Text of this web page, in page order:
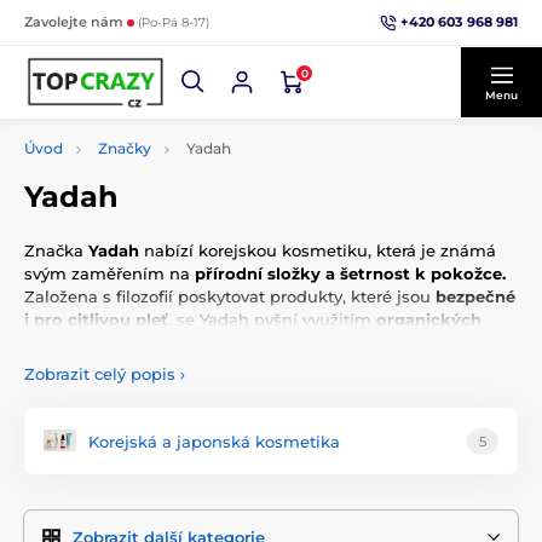
Zavolejte nám (Po-Pá 8-17) +420 603 968 981
0
Menu
Úvod Značky Yadah
Yadah
Značka Yadah nabízí korejskou kosmetiku, která je známá
svým zaměřením na přírodní složky a šetrnost k pokožce.
Založena s filozofií poskytovat produkty, které jsou bezpečné
i pro citlivou pleť , se Yadah pyšní využitím organických
Yadah se zaměřuje na produkty pro péči o pleť a dekorativní
minimalizaci rizika alergických reakcí a podráždění.
jejich nabídce najdeme vše od čistících přípravků,
Zobrazit celý popis ›
Korejská a japonská kosmetika 5
Zobrazit další kategorie